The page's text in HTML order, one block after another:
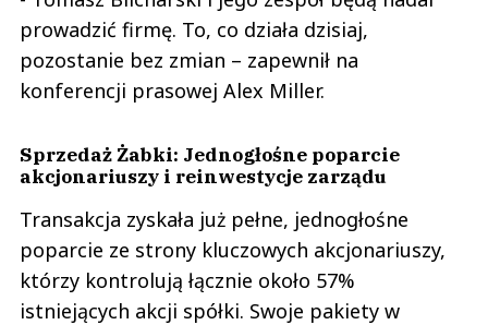
prowadzić firmę. To, co działa dzisiaj,
pozostanie bez zmian – zapewnił na
konferencji prasowej Alex Miller.
Sprzedaż Żabki: Jednogłośne poparcie
akcjonariuszy i reinwestycje zarządu
Transakcja zyskała już pełne, jednogłośne
poparcie ze strony kluczowych akcjonariuszy,
którzy kontrolują łącznie około 57%
istniejących akcji spółki. Swoje pakiety w